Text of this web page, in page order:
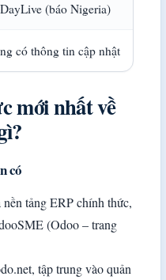
(báo Nigeria)
có thông tin cập nhật
mới nhất về
có
nền tảng ERP chính thức,
(Odoo – trang
, tập trung vào quản